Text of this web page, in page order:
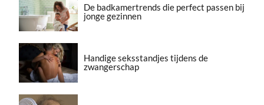
De badkamertrends die perfect passen bij
jonge gezinnen
Handige seksstandjes tijdens de
zwangerschap